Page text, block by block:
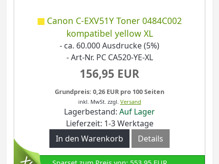
Canon C-EXV51Y Toner 0484C002
kompatibel yellow XL
- ca. 60.000 Ausdrucke (5%)
- Art-Nr. PC CA520-YE-XL
156,95 EUR
Grundpreis: 0,26 EUR pro 100 Seiten
inkl. MwSt. zzgl. Versand
Lagerbestand: Auf Lager
Lieferzeit: 1-3 Werktage
In den Warenkorb
Details